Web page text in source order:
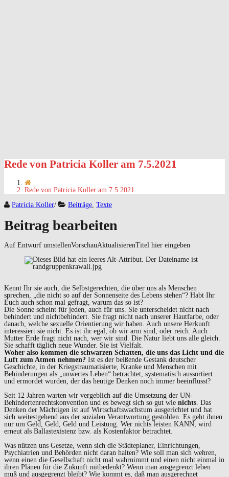
Rede von Patricia Koller am 7.5.2021
Rede von Patricia Koller am 7.5.2021
Patricia Koller/ Beiträge Texte
Beitrag bearbeiten
Auf Entwurf umstellenVorschauAktualisierenTitel hier eingeben
Kennt Ihr sie auch, die Selbstgerechten, die über uns als Menschen
sprechen, „die nicht so auf der Sonnenseite des Lebens stehen“? Habt Ihr
Euch auch schon mal gefragt, warum das so ist?
Die Sonne scheint für jeden, auch für uns. Sie unterscheidet nicht nach
behindert und nichtbehindert. Sie fragt nicht nach unserer Hautfarbe, oder
danach, welche sexuelle Orientierung wir haben. Auch unsere Herkunft
interessiert sie nicht. Es ist ihr egal, ob wir arm sind, oder reich. Auch
Mutter Erde fragt nicht nach, wer wir sind. Die Natur liebt uns alle gleich.
Sie schafft täglich neue Wunder. Sie ist Vielfalt.
Woher also kommen die schwarzen Schatten, die uns das Licht und die
Luft zum Atmen nehmen? Ist es der beißende Gestank deutscher
Geschichte, in der Kriegstraumatisierte, Kranke und Menschen mit
Behinderungen als „unwertes Leben“ betrachtet, systematisch aussortiert
und ermordet wurden, der das heutige Denken noch immer beeinflusst?
Seit 12 Jahren warten wir vergeblich auf die Umsetzung der UN-
Behindertenrechtskonvention und es bewegt sich so gut wie nichts. Das
Denken der Mächtigen ist auf Wirtschaftswachstum ausgerichtet und hat
sich weitestgehend aus der sozialen Verantwortung gestohlen. Es geht ihnen
nur um Geld, Geld, Geld und Leistung. Wer nichts leisten KANN, wird
erneut als Ballastexistenz bzw. als Kostenfaktor betrachtet.
Was nützen uns Gesetze, wenn sich die Städteplaner, Einrichtungen,
Psychiatrien und Behörden nicht daran halten? Wie soll man sich wehren,
wenn einen die Gesellschaft nicht mal wahrnimmt und einen nicht einmal in
ihren Plänen für die Zukunft mitbedenkt? Wenn man ausgegrenzt leben
muß und ausgegrenzt bleibt? Wie kommt es, daß man ausgerechnet